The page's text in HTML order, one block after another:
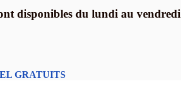
disponibles du lundi au vendredi
GRATUITS